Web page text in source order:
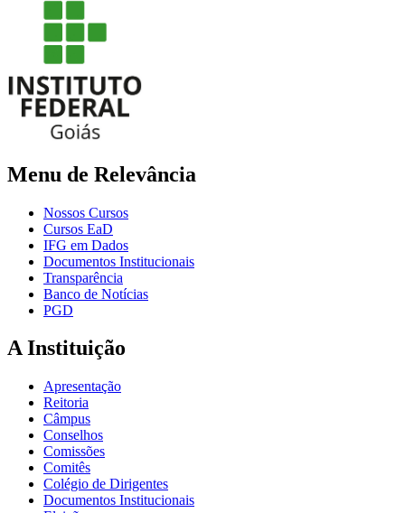
Menu de Relevância
Nossos Cursos
Cursos EaD
IFG em Dados
Documentos Institucionais
Transparência
Banco de Notícias
PGD
A Instituição
Apresentação
Reitoria
Câmpus
Conselhos
Comissões
Comitês
Colégio de Dirigentes
Documentos Institucionais